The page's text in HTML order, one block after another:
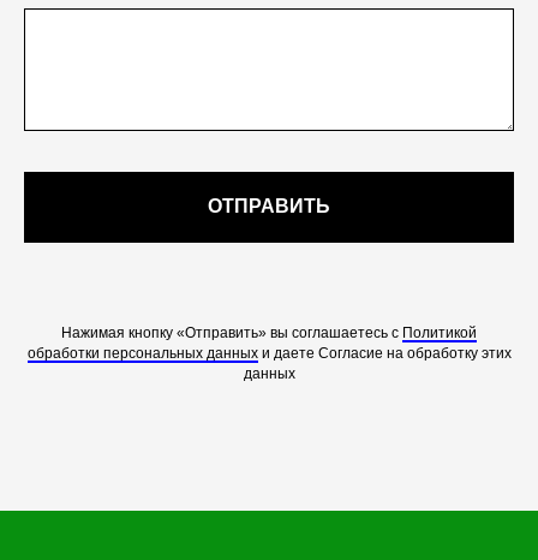
ОТПРАВИТЬ
Нажимая кнопку «Отправить» вы соглашаетесь с Политикой
обработки персональных данныхи даете Согласие на обработку этих
данных